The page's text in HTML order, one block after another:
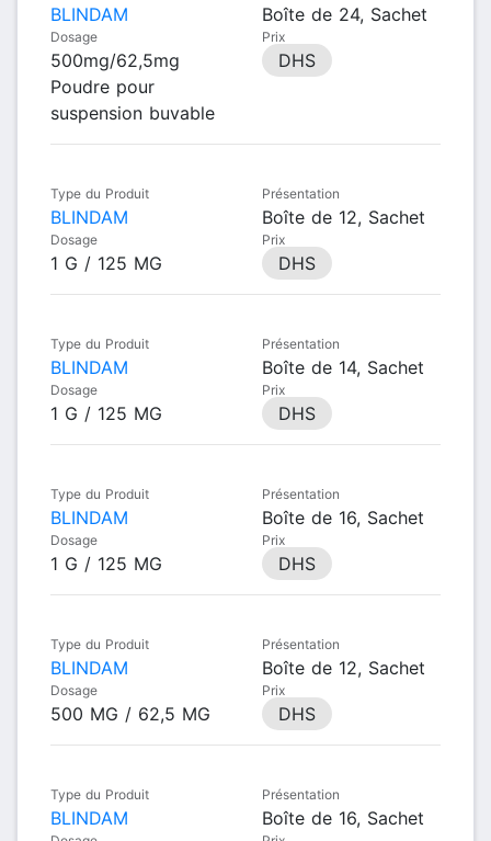
BLINDAM Boîte de 24, Sachet
Dosage
500mg/62,5mg
Poudre pour
suspension buvable
Prix
DHS
Type du Produit
BLINDAM
Présentation
Boîte de 12, Sachet
Dosage
1 G / 125 MG
Prix
DHS
Type du Produit
BLINDAM
Présentation
Boîte de 14, Sachet
Dosage
1 G / 125 MG
Prix
DHS
Type du Produit
BLINDAM
Présentation
Boîte de 16, Sachet
Dosage
1 G / 125 MG
Prix
DHS
Type du Produit
BLINDAM
Présentation
Boîte de 12, Sachet
Dosage
500 MG / 62,5 MG
Prix
DHS
Type du Produit
BLINDAM
Présentation
Boîte de 16, Sachet